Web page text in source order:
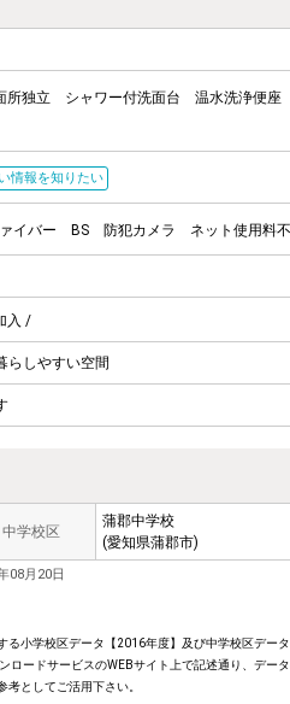
所独立 シャワー付洗面台
温水洗浄便座
情報を知りたい
イバー BS 防犯カメラ ネット使用料
入 /
らしやすい空間
中学校区
蒲郡中学校
(愛知県蒲郡市)
08月20日
る小学校区データ【2016年度】及び中学校区デー
ロードサービスのWEBサイト上で記述通り、デー
としてご活用下さい。